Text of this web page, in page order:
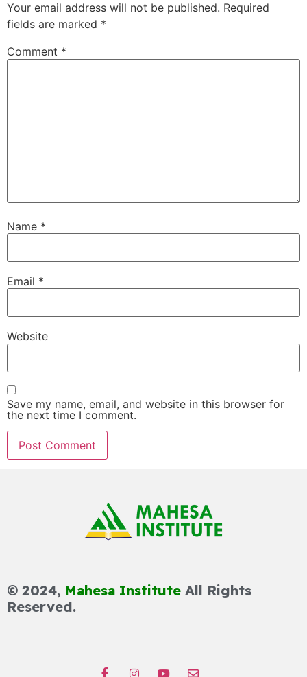
Your email address will not be published. Required
fields are marked *
Comment *
Name *
Email *
Website
Save my name, email, and website in this browser for
the next time I comment.
© 2024, Mahesa Institute All Rights
Reserved.